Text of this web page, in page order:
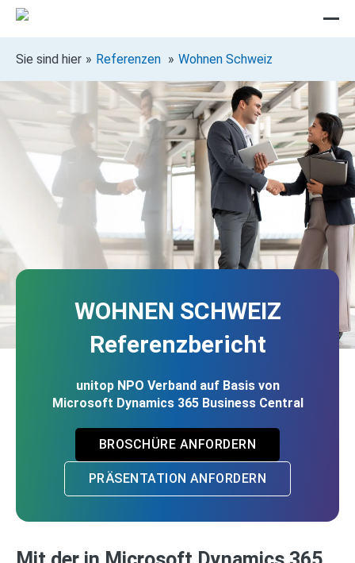
Sie sind hier Referenzen Wohnen Schweiz
WOHNEN SCHWEIZ
Referenzbericht
unitop NPO Verband auf Basis von
Microsoft Dynamics 365 Business Central
BROSCHÜRE ANFORDERN
PRÄSENTATION ANFORDERN